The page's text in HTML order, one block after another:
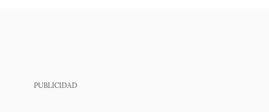
PUBLICIDAD